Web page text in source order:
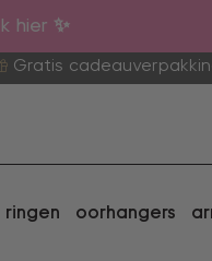
hier ✨
Gratis
ringen oorhangers